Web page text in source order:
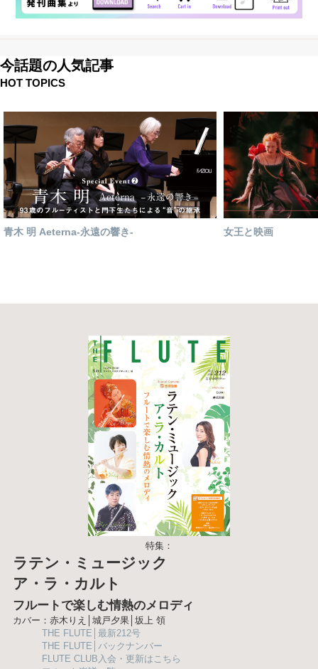
今話題の人気記事
HOT TOPICS
青木 明 Aeterna-永遠の響き- 女王と映画
特集：
ラテン・ミュージック
ア・ラ・カルト
フルートで楽しむ情熱のメロディ
カバー：赤木りえ│城戸夕果│坂上 領
THE FLUTE│最新212号
THE FLUTE│バックナンバー
FLUTE CLUB入会・更新はこちら